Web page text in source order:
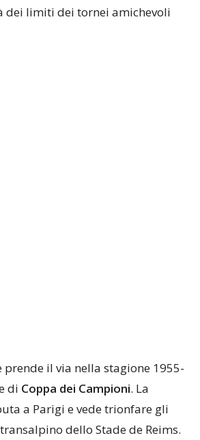
dei limiti dei tornei amichevoli
il via nella stagione 1955-
di Coppa dei Campioni. La
a Parigi e vede trionfare gli
dello Stade de Reims.